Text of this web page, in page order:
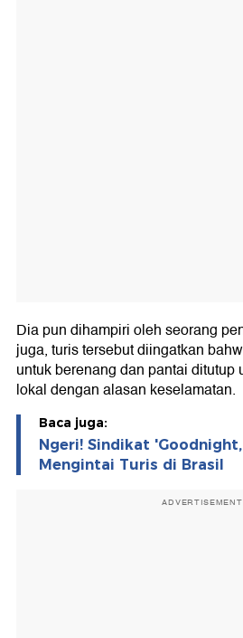
Dia pun dihampiri oleh seorang
juga, turis tersebut diingatkan
untuk berenang dan pantai ditutup
lokal dengan alasan keselamatan.
Baca juga:
Ngeri! Sindikat
Mengintai Turis di Brasil
ADVERTISEMENT